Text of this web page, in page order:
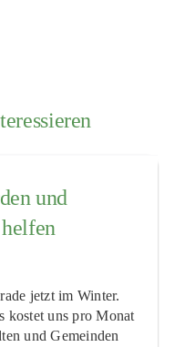
und
jetzt im Winter.
kostet uns pro Monat
und Gemeinden